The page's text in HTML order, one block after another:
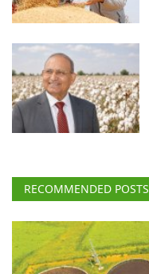
RECOMMENDED POSTS